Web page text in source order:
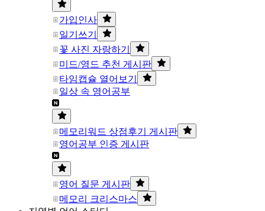
가입인사
일기쓰기
꽃 사진 자랑하기
미드/영드 추천 게시판
타임캡슐 열어보기
일상 속 영어공부
메모리워드 상점후기 게시판
영어공부 인증 게시판
영어 질문 게시판
메모리 크리스마스